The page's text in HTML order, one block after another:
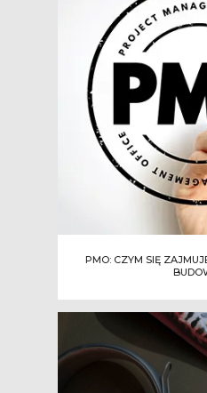
PMO: CZYM SIĘ